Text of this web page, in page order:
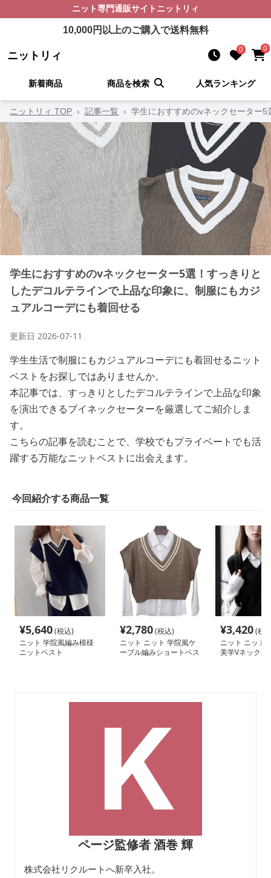
ニット専門通販サイト ニットリィ
10,000円以上のご購入で送料無料
ニットリィ 0 0
新着商品 商品を検索 人気ランキング
ニットリィ TOP › 記事一覧 › 学生におすすめのvネックセーター
学生におすすめのvネックセーター5選！すっきりと
したデコルテラインで上品な印象に、制服にもカジ
ュアルコーデにも着回せる
更新日 2026-07-11
学生生活で制服にもカジュアルコーデにも着回せるニット
ベストをお探しではありませんか。
本記事では、すっきりとしたデコルテラインで上品な印象
を演出できるブイネックセーターを厳選してご紹介しま
す。
こちらの記事を読むことで、学校でもプライベートでも活
躍する万能なニットベストに出会えます。
今回紹介する商品一覧
¥5,640(税込)
ニット 学院風編み模様
ニットベスト
¥2,780(税込)
ニット ニット 学院風ケ
ーブル編みショートベス
¥3,420(税
ニット ニット
美学Vネックベ
ページ監修者 酒巻 輝
株式会社リクルートへ新卒入社。